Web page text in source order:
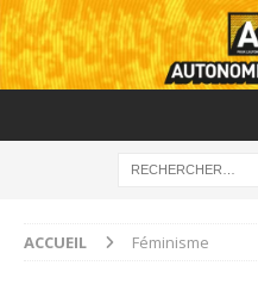
ACCUEIL Féminisme